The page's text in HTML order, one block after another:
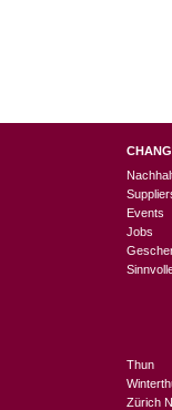
Events
Jobs
Thun
Zürich